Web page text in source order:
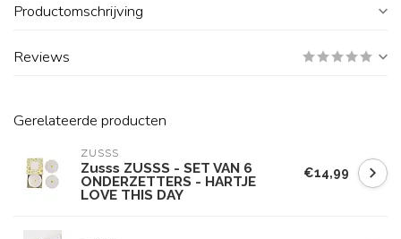
Productomschrijving
Reviews
Gerelateerde producten
ZUSSS
Zusss ZUSSS - SET VAN 6
ONDERZETTERS - HARTJE
LOVE THIS DAY
€14,99